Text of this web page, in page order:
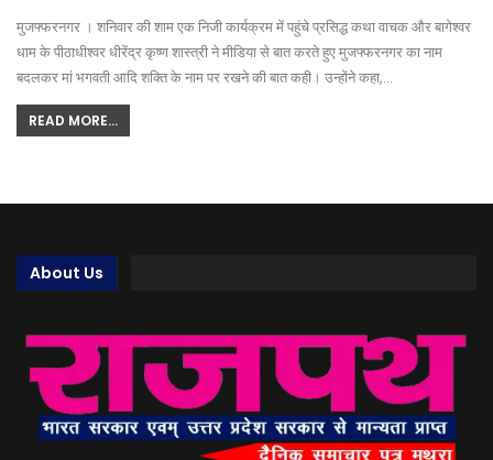
मुजफ्फरनगर । शनिवार की शाम एक निजी कार्यक्रम में पहुंचे प्रसिद्ध कथा वाचक और बागेश्वर
धाम के पीठाधीश्वर धीरेंद्र कृष्ण शास्त्री ने मीडिया से बात करते हुए मुजफ्फरनगर का नाम
बदलकर मां भगवती आदि शक्ति के नाम पर रखने की बात कही। उन्होंने कहा,…
READ MORE...
About Us